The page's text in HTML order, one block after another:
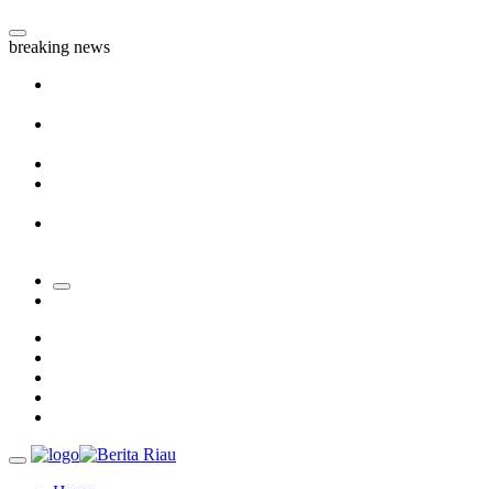
breaking news